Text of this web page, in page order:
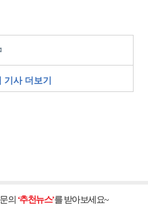
기사 더보기
의 ‘추천뉴스’를 받아보세요~